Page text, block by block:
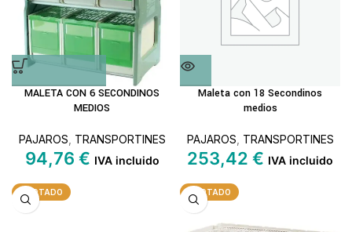
MALETA CON 6 SECONDINOS
MEDIOS
PAJAROS TRANSPORTINES
94,76 € IVA incluido
Maleta con 18 Secondinos
medios
PAJAROS TRANSPORTINES
253,42 € IVA incluido
AGOTADO AGOTADO